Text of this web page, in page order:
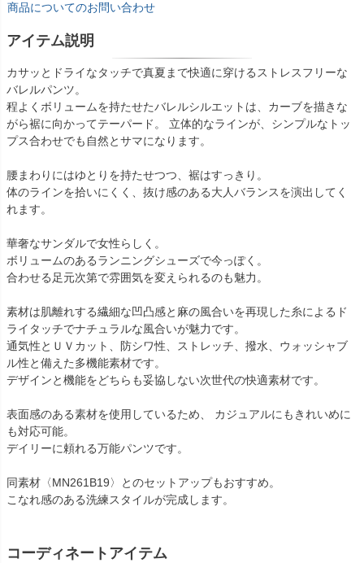
商品についてのお問い合わせ
アイテム説明
カサッとドライなタッチで真夏まで快適に穿けるストレスフリーな
バレルパンツ。
程よくボリュームを持たせたバレルシルエットは、カーブを描きな
がら裾に向かってテーパード。 立体的なラインが、シンプルなトッ
プス合わせでも自然とサマになります。
腰まわりにはゆとりを持たせつつ、裾はすっきり。
体のラインを拾いにくく、抜け感のある大人バランスを演出してく
れます。
華奢なサンダルで女性らしく。
ボリュームのあるランニングシューズで今っぽく。
合わせる足元次第で雰囲気を変えられるのも魅力。
素材は肌離れする繊細な凹凸感と麻の風合いを再現した糸によるド
ライタッチでナチュラルな風合いが魅力です。
通気性とＵＶカット、防シワ性、ストレッチ、撥水、ウォッシャブ
ル性と備えた多機能素材です。
デザインと機能をどちらも妥協しない次世代の快適素材です。
表面感のある素材を使用しているため、 カジュアルにもきれいめに
も対応可能。
デイリーに頼れる万能パンツです。
同素材〈MN261B19〉とのセットアップもおすすめ。
こなれ感のある洗練スタイルが完成します。
コーディネートアイテム